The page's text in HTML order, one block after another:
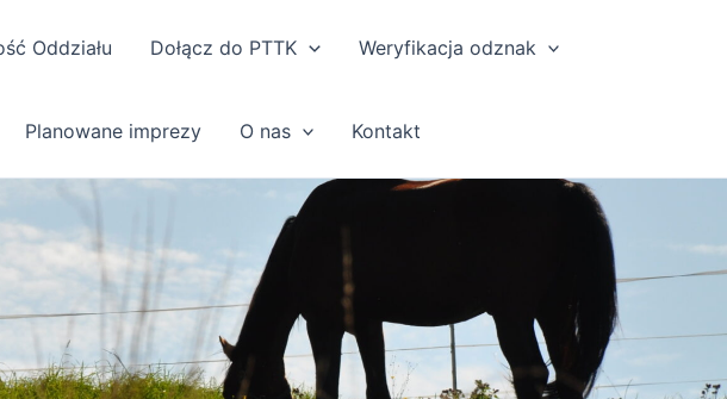
Oddziału Dołącz do PTTK Weryfikacja odznak
Planowane imprezy O nas Kontakt